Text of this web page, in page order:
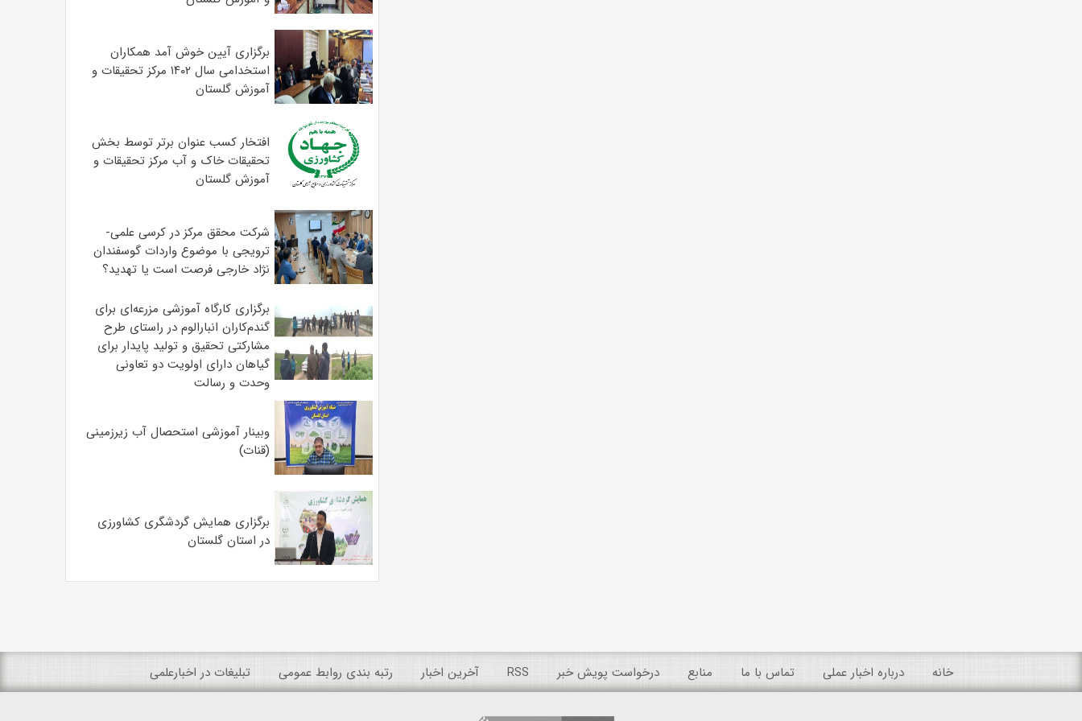
برگزاری آیین خوش آمد همکاران
استخدامی سال ۱۴۰۲ مرکز تحقیقات و
آموزش گلستان
افتخار کسب عنوان برتر توسط بخش
تحقیقات خاک و آب مرکز تحقیقات و
آموزش گلستان
شرکت محقق مرکز در کرسی علمی-
ترویجی با موضوع واردات گوسفندان
نژاد خارجی فرصت است یا تهدید؟
برگزاری کارگاه آموزشی مزرعه‌ای برای
گندم‌کاران انبارالوم در راستای طرح
مشارکتی تحقیق و تولید پایدار برای
گیاهان دارای اولویت دو تعاونی
وحدت و رسالت
وبینار آموزشی استحصال آب زیرزمینی
(قنات)
برگزاری همایش گردشگری کشاورزی
در استان گلستان
خانه درباره اخبار عملی تماس با ما منابع درخواست پویش خبر RSS آخرین اخبار رتبه بندی روابط عمومی تبلیغات در اخبارعلمی